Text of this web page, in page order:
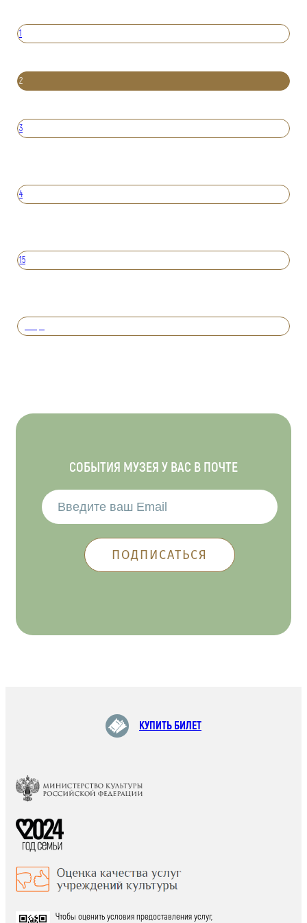
1
2
3
4
15
СОБЫТИЯ МУЗЕЯ У ВАС В ПОЧТЕ
КУПИТЬ БИЛЕТ
Чтобы оценить условия предоставления услуг,